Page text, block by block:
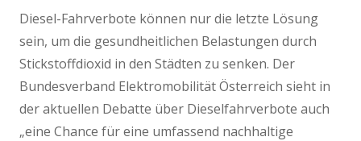
Diesel-Fahrverbote können nur die letzte Lösung
sein, um die gesundheitlichen Belastungen durch
Stickstoffdioxid in den Städten zu senken. Der
Bundesverband Elektromobilität Österreich sieht in
der aktuellen Debatte über Dieselfahrverbote auch
„eine Chance für eine umfassend nachhaltige